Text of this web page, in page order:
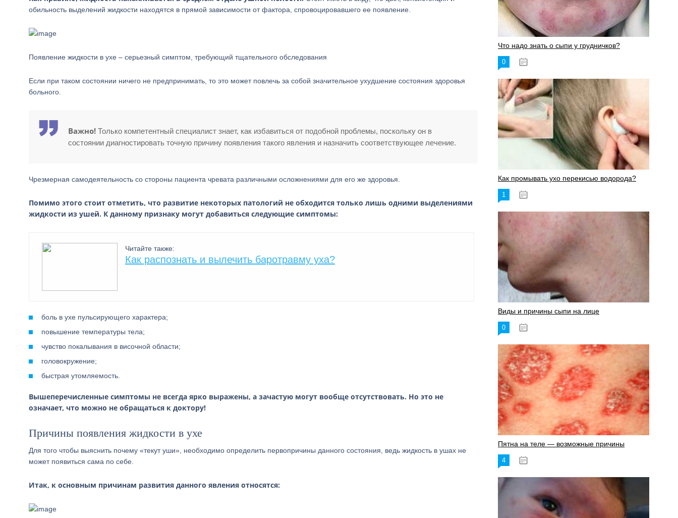
обильность выделений жидкости находятся в прямой зависимости от фактора, спровоцировавшего ее появление.
Появление жидкости в ухе – серьезный симптом, требующий тщательного обследования
Если при таком состоянии ничего не предпринимать, то это может повлечь за собой значительное ухудшение состояния здоровья
больного.
Важно! Только компетентный специалист знает, как избавиться от подобной проблемы, поскольку он в
состоянии диагностировать точную причину появления такого явления и назначить соответствующее лечение.
Чрезмерная самодеятельность со стороны пациента чревата различными осложнениями для его же здоровья.
Помимо этого стоит отметить, что развитие некоторых патологий не обходится только лишь одними выделениями
жидкости из ушей. К данному признаку могут добавиться следующие симптомы:
Читайте также:
Как распознать и вылечить баротравму уха?
боль в ухе пульсирующего характера;
повышение температуры тела;
чувство покалывания в височной области;
головокружение;
быстрая утомляемость.
Вышеперечисленные симптомы не всегда ярко выражены, а зачастую могут вообще отсутствовать. Но это не
означает, что можно не обращаться к доктору!
Причины появления жидкости в ухе
Для того чтобы выяснить почему «текут уши», необходимо определить первопричины данного состояния, ведь жидкость в ушах не
может появиться сама по себе.
Итак, к основным причинам развития данного явления относятся:
Что надо знать о сыпи у грудничков?
0
Как промывать ухо перекисью водорода?
1
Виды и причины сыпи на лице
0
Пятна на теле — возможные причины
4